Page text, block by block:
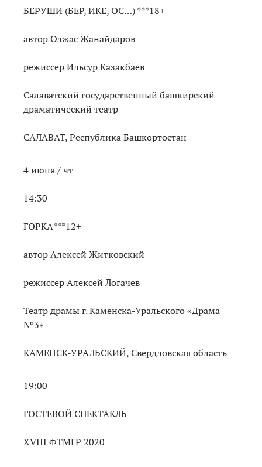
БЕРУШИ (БЕР, ИКЕ, ӨС…) ***18+
автор Олжас Жанайдаров
режиссер Ильсур Казакбаев
Салаватский государственный башкирский
драматический театр
САЛАВАТ, Республика Башкортостан
4 июня / чт
14:30
ГОРКА***12+
автор Алексей Житковский
режиссер Алексей Логачев
Театр драмы г. Каменска-Уральского «Драма
№3»
КАМЕНСК-УРАЛЬСКИЙ, Свердловская область
19:00
ГОСТЕВОЙ СПЕКТАКЛЬ
XVIII ФТМГР 2020